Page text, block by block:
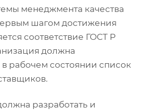
менеджмента качества
шагом достижения
соответствие ГОСТ Р
должна
рабочем состоянии список
разработать и